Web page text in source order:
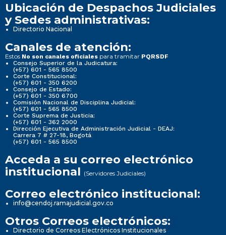
Ubicación de Despachos Judiciales
y Sedes administrativas:
Directorio Nacional
Canales de atención:
Estos No son canales oficiales para tramitar PQRSDF
Consejo Superior de la Judicatura:
(+57) 601 - 565 8500
Corte Constitucional:
(+57) 601 - 350 6200
Consejo de Estado:
(+57) 601 - 350 6700
Comisión Nacional de Disciplina Judicial:
(+57) 601 - 565 8500
Corte Suprema de Justicia:
(+57) 601 - 362 2000
Dirección Ejecutiva de Administración Judicial - DEAJ:
Carrera 7 # 27-18, Bogotá
(+57) 601 - 565 8500
Acceda a su correo electrónico
institucional (Servidores Judiciales)
Correo electrónico institucional:
info@cendoj.ramajudicial.gov.co
Otros Correos electrónicos:
Directorio de Correos Electrónicos Institucionales